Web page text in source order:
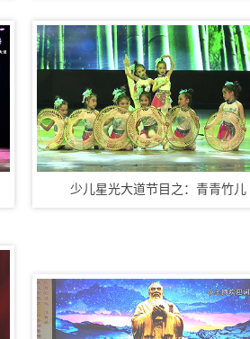
少儿星光大道节目之：青青竹儿